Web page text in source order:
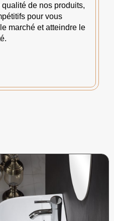
de nos produits,
pour vous
marché et atteindre le